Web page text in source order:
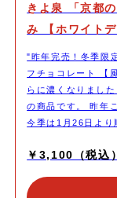
きよ泉 「京都
み 【ホワイトデ
"昨年完売！冬季限
フチョコレート 【
らに濃くなりまし
の商品です。 昨年
今季は1月26日より
どの球形に丸めた
た。 原料に、抹茶
￥3,100（税込）